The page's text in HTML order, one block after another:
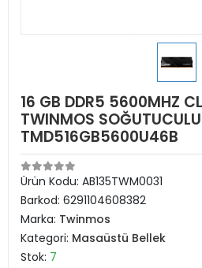
16 GB DDR5 5600MHZ
TWINMOS
TMD516GB5600U46B
Ürün Kodu: AB135TWM0031
Barkod: 6291104608382
Marka: Twinmos
Kategori: Masaüstü Bellek
Stok: 7